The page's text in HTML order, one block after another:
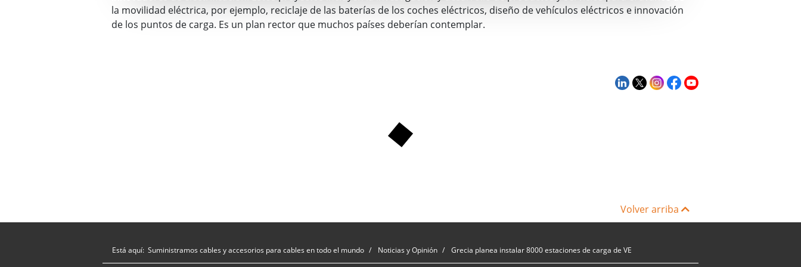
la movilidad eléctrica, por ejemplo, reciclaje de las baterías de los coches eléctricos, diseño de vehículos eléctricos e innovación
de los puntos de carga. Es un plan rector que muchos países deberían contemplar.
Volver arriba
Está aquí: Suministramos cables y accesorios para cables en todo el mundo Noticias y Opinión Grecia planea instalar 8000 estaciones de carga de VE